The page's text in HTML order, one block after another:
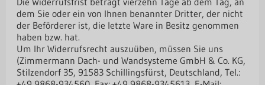
dem Sie oder ein von Ihnen benannter Dritter, der nicht
der Beförderer ist, die letzte Ware in Besitz genommen
haben bzw. hat.
Um Ihr Widerrufsrecht auszuüben, müssen Sie uns
(Zimmermann Dach- und Wandsysteme GmbH & Co. KG,
Stilzendorf 35, 91583 Schillingsfürst, Deutschland, Tel.: